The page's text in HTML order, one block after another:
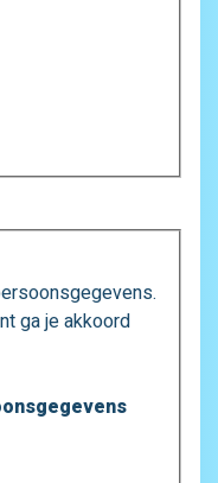
ga je akkoord